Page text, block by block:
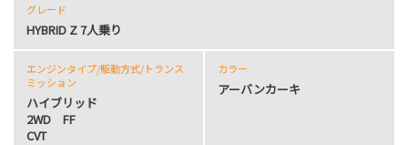
グレード
HYBRID Z 7人乗り
エンジンタイプ/駆動方式/トランス
ミッション
ハイブリッド
2WD FF
CVT
カラー
アーバンカーキ